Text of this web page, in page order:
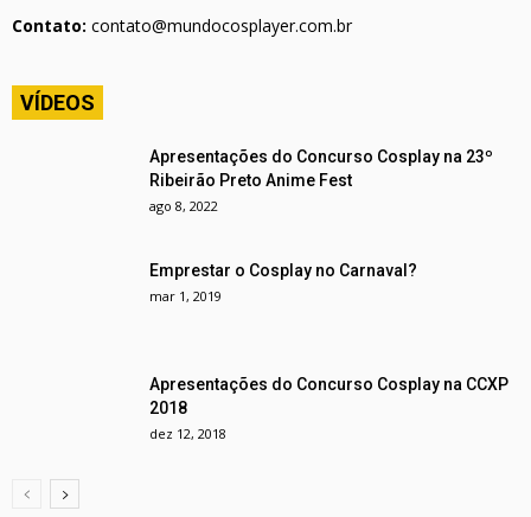
Contato: contato@mundocosplayer.com.br
VÍDEOS
Apresentações do Concurso Cosplay na 23º
Ribeirão Preto Anime Fest
ago 8, 2022
Emprestar o Cosplay no Carnaval?
mar 1, 2019
Apresentações do Concurso Cosplay na CCXP
2018
dez 12, 2018